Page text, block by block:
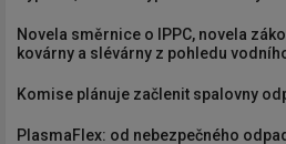
Novela směrnice o IPPC, novela
kovárny a slévárny z pohledu
Komise plánuje začlenit spalovny
PlasmaFlex: od nebezpečného